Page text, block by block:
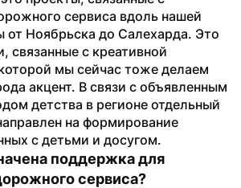
сервиса вдоль нашей
от Ноябрьска до Салехарда. Это
связанные с креативной
мы сейчас тоже делаем
акцент. В связи с объявленным
детства в регионе отдельный
на формирование
с детьми и досугом.
поддержка для
сервиса?